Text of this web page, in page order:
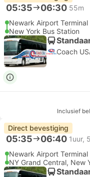
05:35 06:30 55m
Newark Airport Terminal
New York Bus Station
Coach
Inclusief
Direct bevestiging
05:35 06:40 1uur,
Newark Airport Terminal
NY Grand Central, New